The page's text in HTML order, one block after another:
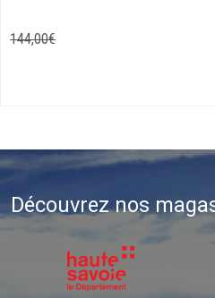
144,00€
Découvrez nos